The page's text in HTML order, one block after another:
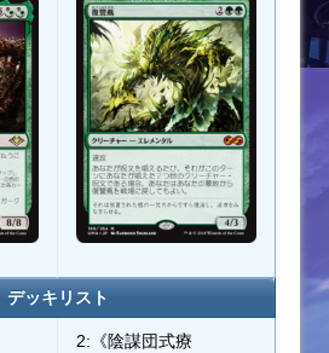
デッキリスト
2:《陰謀団式療